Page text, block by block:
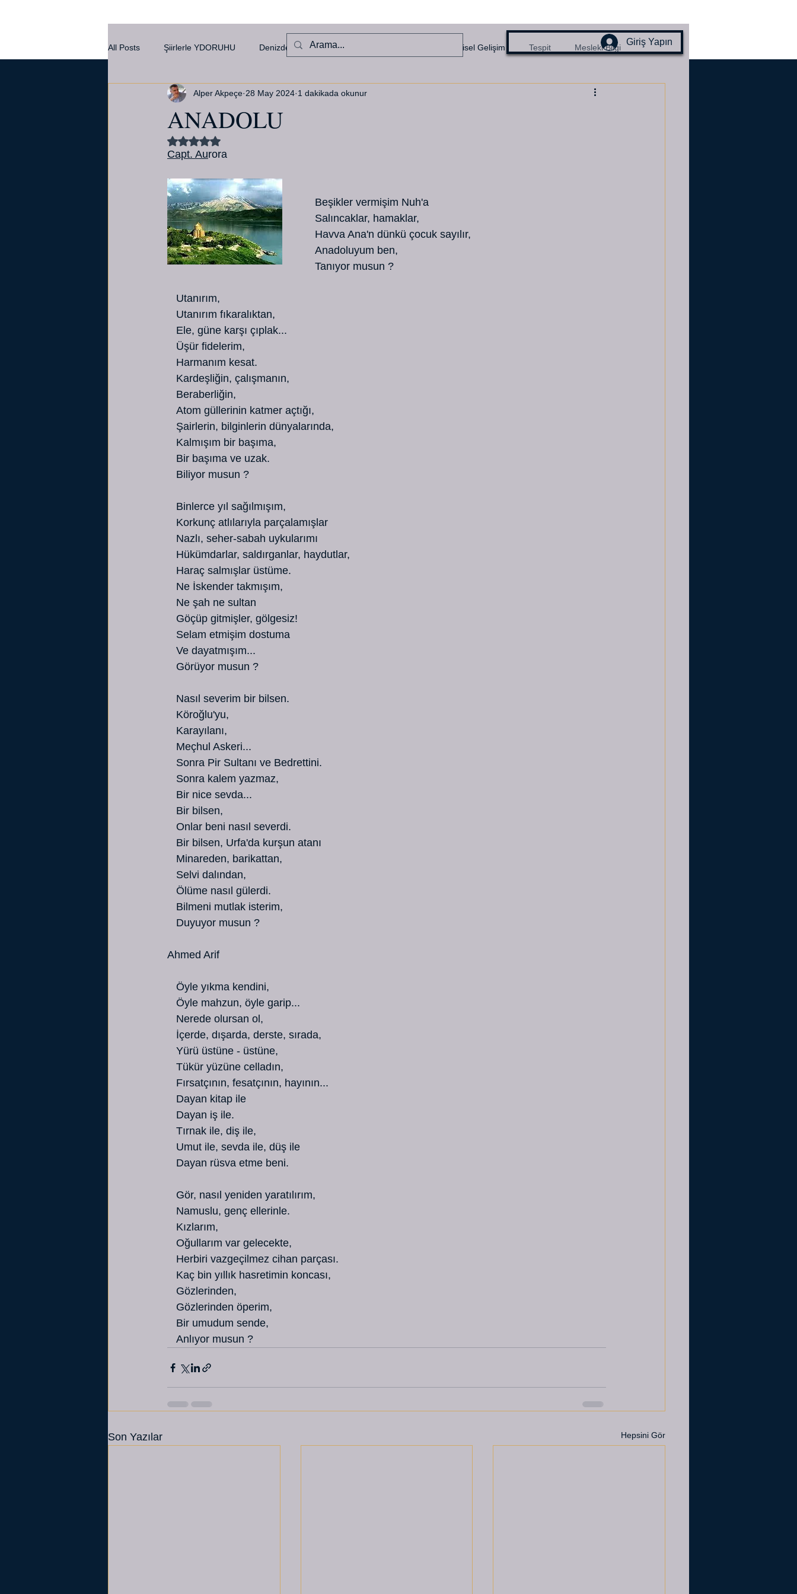
Giriş Yapın
All Posts Şiirlerle YDORUHU Denizden Haberler Kişisel Gelişim Tespit Mesleki Bilgi
ANADOLU
Alper Akpeçe 28 May 2024 1 dakikada okunur
5 üzerinden NaN yıldız
Capt. Aurora
   Beşikler vermişim Nuh'a
   Salıncaklar, hamaklar,
   Havva Ana'n dünkü çocuk sayılır,
   Anadoluyum ben,
   Tanıyor musun ?
   Utanırım,
   Utanırım fıkaralıktan,
   Ele, güne karşı çıplak...
   Üşür fidelerim,
   Harmanım kesat.
   Kardeşliğin, çalışmanın,
   Beraberliğin,
   Atom güllerinin katmer açtığı,
   Şairlerin, bilginlerin dünyalarında,
   Kalmışım bir başıma,
   Bir başıma ve uzak.
   Biliyor musun ?
   Binlerce yıl sağılmışım,
   Korkunç atlılarıyla parçalamışlar
   Nazlı, seher-sabah uykularımı
   Hükümdarlar, saldırganlar, haydutlar,
   Haraç salmışlar üstüme.
   Ne İskender takmışım,
   Ne şah ne sultan
   Göçüp gitmişler, gölgesiz!
   Selam etmişim dostuma
   Ve dayatmışım...
   Görüyor musun ?
   Nasıl severim bir bilsen.
   Köroğlu'yu,
   Karayılanı,
   Meçhul Askeri...
   Sonra Pir Sultanı ve Bedrettini.
   Sonra kalem yazmaz,
   Bir nice sevda...
   Bir bilsen,
   Onlar beni nasıl severdi.
   Bir bilsen, Urfa'da kurşun atanı
   Minareden, barikattan,
   Selvi dalından,
   Ölüme nasıl gülerdi.
   Bilmeni mutlak isterim,
   Duyuyor musun ?
Ahmed Arif
   Öyle yıkma kendini,
   Öyle mahzun, öyle garip...
   Nerede olursan ol,
   İçerde, dışarda, derste, sırada,
   Yürü üstüne - üstüne,
   Tükür yüzüne celladın,
   Fırsatçının, fesatçının, hayının...
   Dayan kitap ile
   Dayan iş ile.
   Tırnak ile, diş ile,
   Umut ile, sevda ile, düş ile
   Dayan rüsva etme beni.
   Gör, nasıl yeniden yaratılırım,
   Namuslu, genç ellerinle.
   Kızlarım,
   Oğullarım var gelecekte,
   Herbiri vazgeçilmez cihan parçası.
   Kaç bin yıllık hasretimin koncası,
   Gözlerinden,
   Gözlerinden öperim,
   Bir umudum sende,
   Anlıyor musun ?
Son Yazılar Hepsini Gör